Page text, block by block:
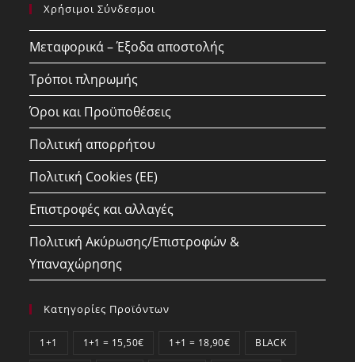
Χρήσιμοι Σύνδεσμοι
Μεταφορικά – Έξοδα αποστολής
Τρόποι πληρωμής
Όροι και Προϋποθέσεις
Πολιτική απορρήτου
Πολιτική Cookies (ΕΕ)
Επιστροφές και αλλαγές
Πολιτική Ακύρωσης/Επιστροφών &
Υπαναχώρησης
Κατηγορίες Προϊόντων
1+1 1+1 = 15,50€ 1+1 = 18,90€ BLACK